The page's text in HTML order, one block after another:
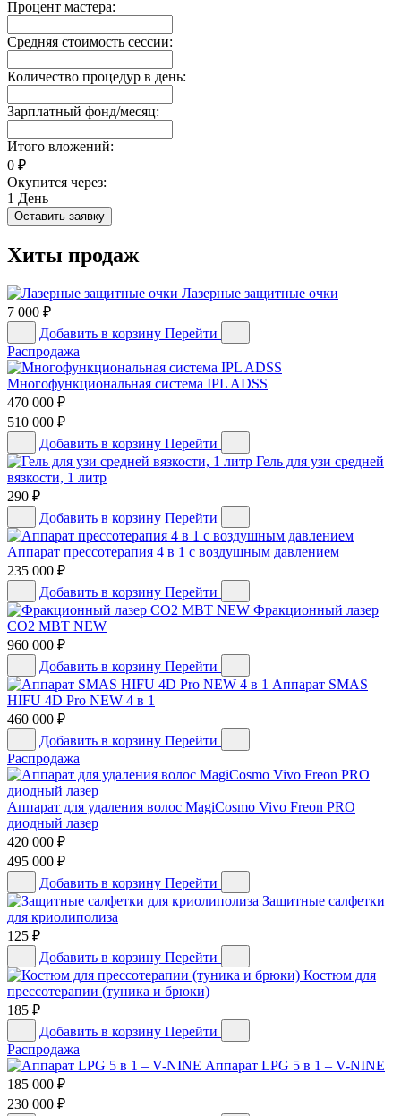
Процент мастера:
Средняя стоимость сессии:
Количество процедур в день:
Зарплатный фонд/месяц:
Итого вложений:
0 ₽
Окупится через:
1 День
Оставить заявку
Хиты продаж
Лазерные защитные очки
7 000 ₽
Добавить в корзину Перейти
Распродажа
Многофункциональная система IPL ADSS
470 000 ₽
510 000 ₽
Добавить в корзину Перейти
Гель для узи средней
вязкости, 1 литр
290 ₽
Добавить в корзину Перейти
Аппарат прессотерапия 4 в 1 с воздушным давлением
235 000 ₽
Добавить в корзину Перейти
Фракционный лазер
CO2 MBT NEW
960 000 ₽
Добавить в корзину Перейти
Аппарат SMAS
HIFU 4D Pro NEW 4 в 1
460 000 ₽
Добавить в корзину Перейти
Распродажа
Аппарат для удаления волос MagiCosmo Vivo Freon PRO
диодный лазер
420 000 ₽
495 000 ₽
Добавить в корзину Перейти
Защитные салфетки
для криолиполиза
125 ₽
Добавить в корзину Перейти
Костюм для
прессотерапии (туника и брюки)
185 ₽
Добавить в корзину Перейти
Распродажа
Аппарат LPG 5 в 1 – V-NINE
185 000 ₽
230 000 ₽